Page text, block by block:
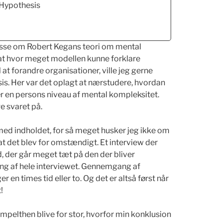
om Robert Kegans teori om mental
hvor meget modellen kunne forklare
forandre organisationer, ville jeg gerne
Her var det oplagt at nærstudere, hvordan
en persons niveau af mental kompleksitet.
svaret på.
indholdet, for så meget husker jeg ikke om
det blev for omstændigt. Et interview der
der går meget tæt på den der bliver
af hele interviewet. Gennemgang af
en times tid eller to. Og det er altså først når
blive for stor, hvorfor min konklusion